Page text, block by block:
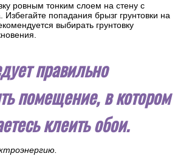
ровным тонким слоем на стену с
попадания брызг грунтовки на
выбирать грунтовку
правильно
помещение, в котором
клеить обои.